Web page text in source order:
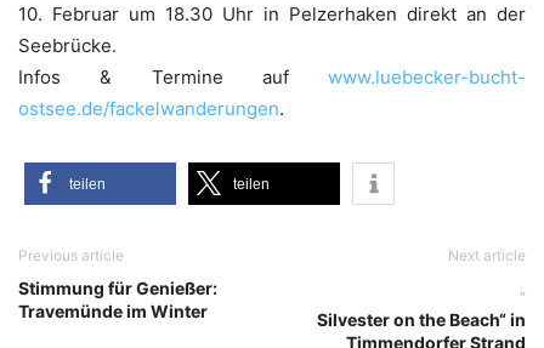
10. Febru­ar um 18.30 Uhr in ­Pelz­erha­ken direkt an der
Seebrücke.
Infos & Ter­mi­ne auf www.luebecker-bucht-
ostsee.de/fackelwanderungen.
tei­len tei­len
Previous article
Stimmung für Genießer:
Travemünde im Winter
Next article
Silvester on the Beach“ in
Timmendorfer Strand